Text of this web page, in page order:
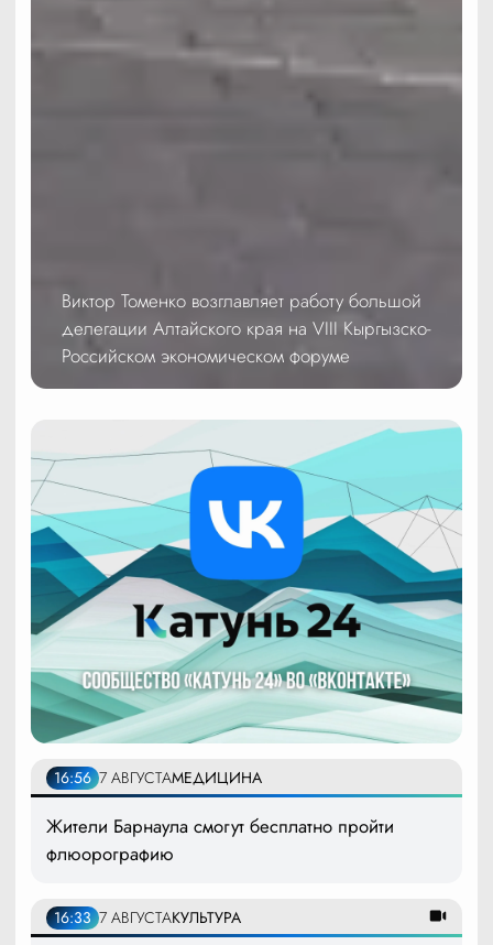
Виктор Томенко возглавляет работу большой
делегации Алтайского края на VIII Кыргызско-
Российском экономическом форуме
16:56 7 АВГУСТАМЕДИЦИНА
Жители Барнаула смогут бесплатно пройти
флюорографию
16:33 7 АВГУСТАКУЛЬТУРА